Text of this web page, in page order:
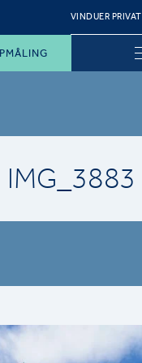
VINDUER PRIVAT
IMG_3883